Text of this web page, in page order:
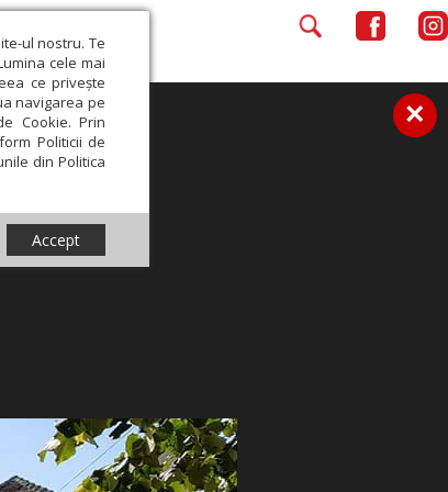
ul nostru. Te
cele mai
ce privește
navigarea pe
Cookie. Prin
Politicii de
din Politica
Accept
×